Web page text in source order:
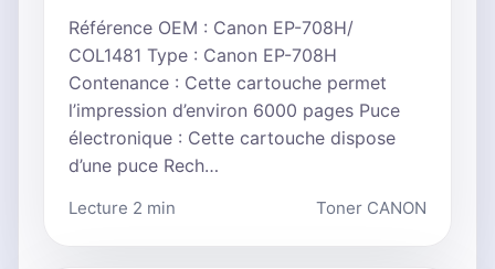
Référence OEM : Canon EP-708H/
COL1481 Type : Canon EP-708H
Contenance : Cette cartouche permet
l’impression d’environ 6000 pages Puce
électronique : Cette cartouche dispose
d’une puce Rech…
Lecture 2 min Toner CANON